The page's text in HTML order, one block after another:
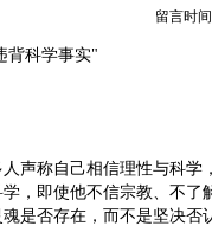
留言时
背科学事实"
声称自己相信理性与科学
，即使他不信宗教、不了
是否存在，而不是坚决否